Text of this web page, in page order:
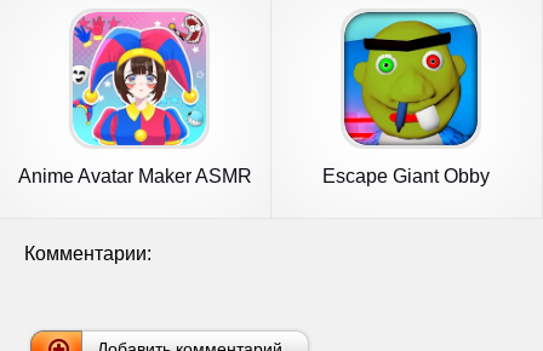
Anime Avatar Maker ASMR Escape Giant Obby
Комментарии: